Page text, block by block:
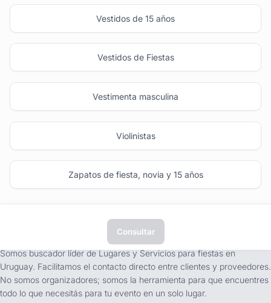
Vestidos de 15 años
Vestidos de Fiestas
Vestimenta masculina
Violinistas
Zapatos de fiesta, novia y 15 años
Consultar
Somos buscador líder de Lugares y Servicios para fiestas en
Uruguay. Facilitamos el contacto directo entre clientes y proveedores.
No somos organizadores; somos la herramienta para que encuentres
todo lo que necesitás para tu evento en un solo lugar.